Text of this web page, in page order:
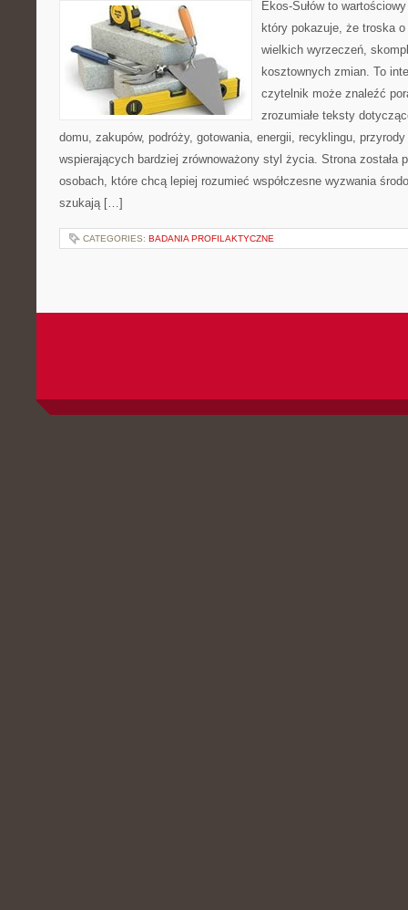
Ekos-Sułów to
który pokazuje, że troska
wielkich wyrzeczeń,
kosztownych zmian. To
czytelnik może znaleźć
zrozumiałe teksty
domu, zakupów, podróży, gotowania, energii, recyklingu,
wspierających bardziej zrównoważony styl życia. Strona została
osobach, które chcą lepiej rozumieć współczesne wyzwania
szukają […]
CATEGORIES: BADANIA PROFILAKTYCZNE